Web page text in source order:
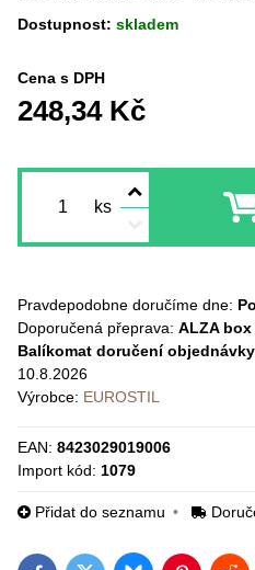
Dostupnost: skladem
Cena s DPH
248,34 Kč
ks
Pravdepodobne doručíme dne:
ALZA box
Balíkomat doručení
10.8.2026
Výrobce: EUROSTIL
EAN: 8423029019006
Import kód: 1079
Přidat do seznamu